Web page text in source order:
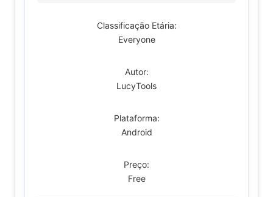
Classificação Etária:
Everyone
Autor:
LucyTools
Plataforma:
Android
Preço:
Free